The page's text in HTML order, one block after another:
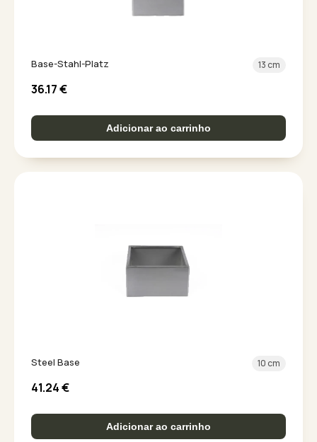
Base-Stahl-Platz 13 cm
36.17€
Adicionar ao carrinho
Steel Base 10 cm
41.24€
Adicionar ao carrinho